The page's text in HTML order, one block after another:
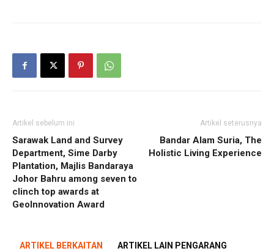
Artikel sebelum ini
Sarawak Land and Survey
Department, Sime Darby
Plantation, Majlis Bandaraya
Johor Bahru among seven to
clinch top awards at
GeoInnovation Award
Artikel seterusnya
Bandar Alam Suria, The
Holistic Living Experience
ARTIKEL BERKAITAN ARTIKEL LAIN PENGARANG